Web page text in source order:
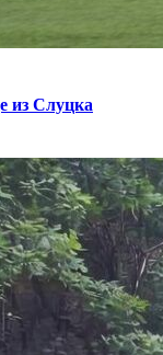
из Слуцка